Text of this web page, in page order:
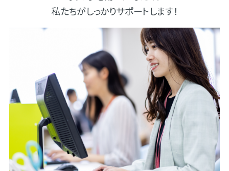
私たちがしっかりサポートします！